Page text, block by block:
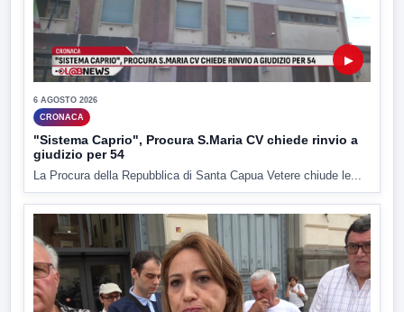
▶
6 AGOSTO 2026
CRONACA
"Sistema Caprio", Procura S.Maria CV chiede rinvio a
giudizio per 54
La Procura della Repubblica di Santa Capua Vetere chiude le...